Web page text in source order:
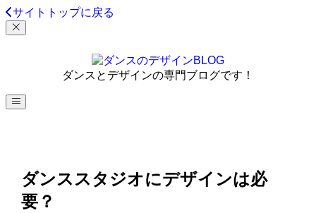
サイトトップに戻る
ダンスとデザインの専門ブログです！
ダンススタジオにデザインは必
要？